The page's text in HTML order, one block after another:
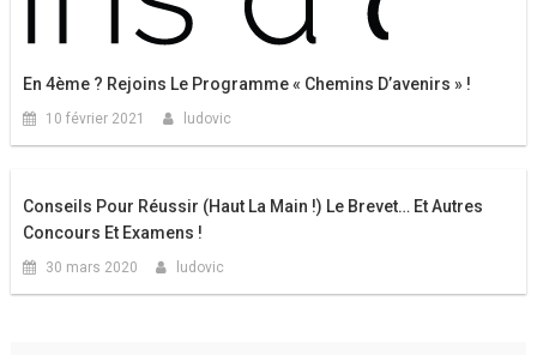
En 4ème ? Rejoins Le Programme « Chemins D’avenirs » !
10 février 2021 ludovic
Conseils Pour Réussir (haut La Main !) Le Brevet… Et Autres
Concours Et Examens !
30 mars 2020 ludovic